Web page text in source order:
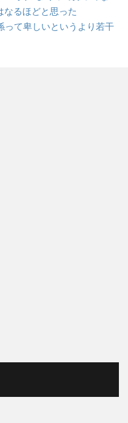
なるほどと思った
って卑しいというより若干